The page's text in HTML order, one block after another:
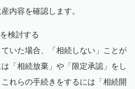
内容を確認します。
検討する
いた場合、「相続しない」ことが
「相続放棄」や「限定承認」をし
れらの手続きをするには「相続開